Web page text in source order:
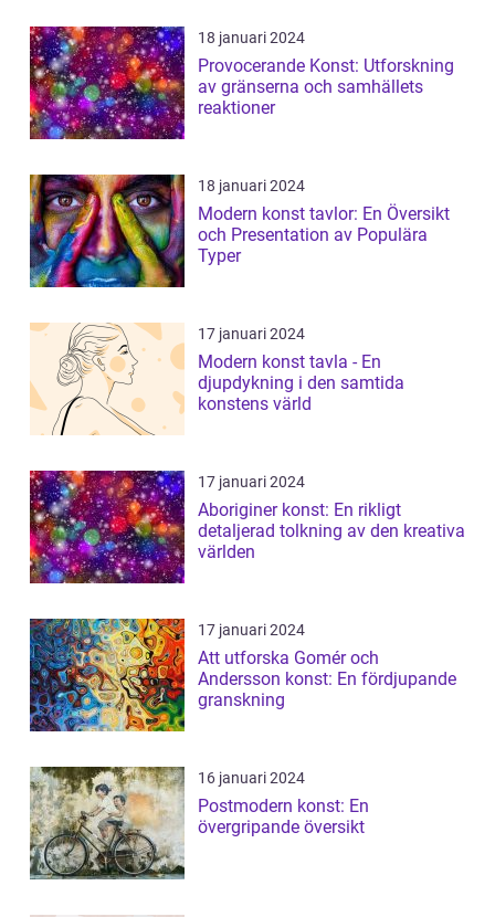
18 januari 2024
Provocerande Konst: Utforskning
av gränserna och samhällets
reaktioner
18 januari 2024
Modern konst tavlor: En Översikt
och Presentation av Populära
Typer
17 januari 2024
Modern konst tavla - En
djupdykning i den samtida
konstens värld
17 januari 2024
Aboriginer konst: En rikligt
detaljerad tolkning av den kreativa
världen
17 januari 2024
Att utforska Gomér och
Andersson konst: En fördjupande
granskning
16 januari 2024
Postmodern konst: En
övergripande översikt